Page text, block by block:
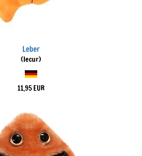
Leber
(Iecur)
11,95 EUR